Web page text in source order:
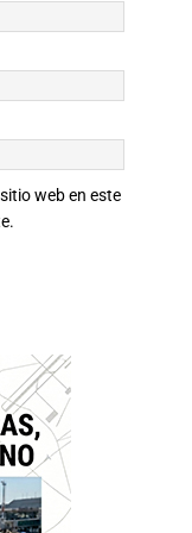
web en este